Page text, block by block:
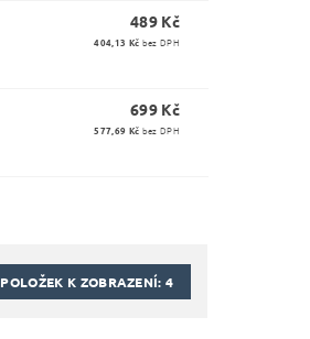
489 Kč
404,13 Kč bez DPH
699 Kč
577,69 Kč bez DPH
POLOŽEK K ZOBRAZENÍ:4